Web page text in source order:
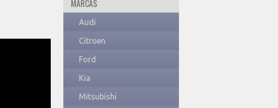
MARCAS
Audi
Citroen
Ford
Kia
Mitsubishi